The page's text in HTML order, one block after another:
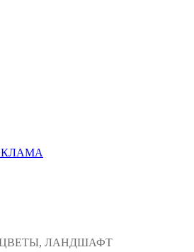
ЦВЕТЫ, ЛАНДШАФТ